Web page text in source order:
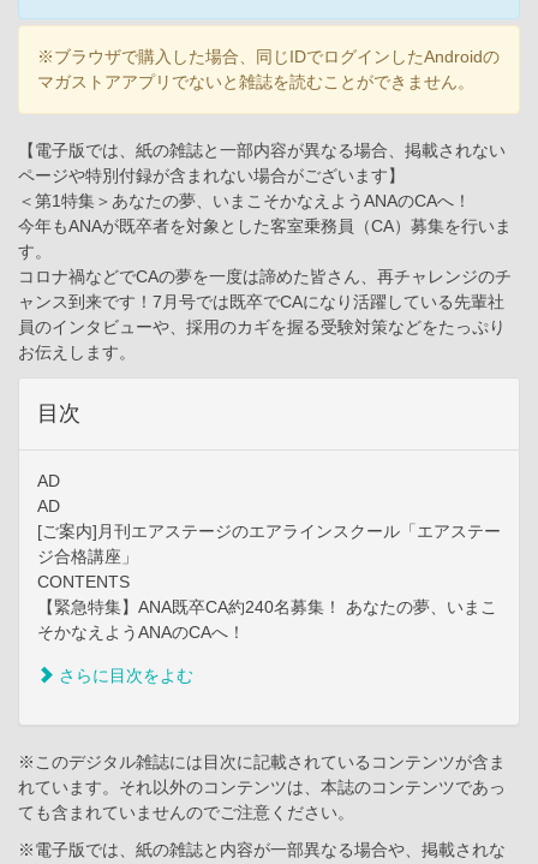
※ブラウザで購入した場合、同じIDでログインしたAndroidの
マガストアアプリでないと雑誌を読むことができません。
【電子版では、紙の雑誌と一部内容が異なる場合、掲載されない
ページや特別付録が含まれない場合がございます】
＜第1特集＞あなたの夢、いまこそかなえようANAのCAへ！
今年もANAが既卒者を対象とした客室乗務員（CA）募集を行いま
す。
コロナ禍などでCAの夢を一度は諦めた皆さん、再チャレンジのチ
ャンス到来です！7月号では既卒でCAになり活躍している先輩社
員のインタビューや、採用のカギを握る受験対策などをたっぷり
お伝えします。
目次
AD
AD
[ご案内]月刊エアステージのエアラインスクール「エアステー
ジ合格講座」
CONTENTS
【緊急特集】ANA既卒CA約240名募集！ あなたの夢、いまこ
そかなえようANAのCAへ！
さらに目次をよむ
※このデジタル雑誌には目次に記載されているコンテンツが含ま
れています。それ以外のコンテンツは、本誌のコンテンツであっ
ても含まれていませんのでご注意ください。
※電子版では、紙の雑誌と内容が一部異なる場合や、掲載されな